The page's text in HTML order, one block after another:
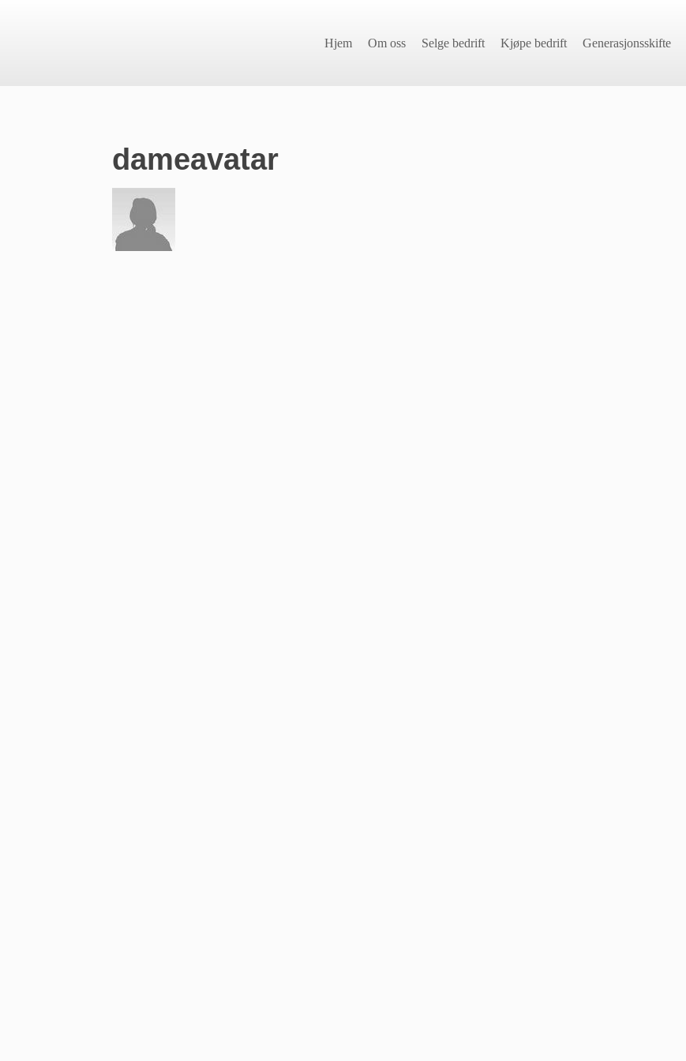
Hjem Om oss Selge bedrift Kjøpe bedrift Generasjonsskifte
dameavatar